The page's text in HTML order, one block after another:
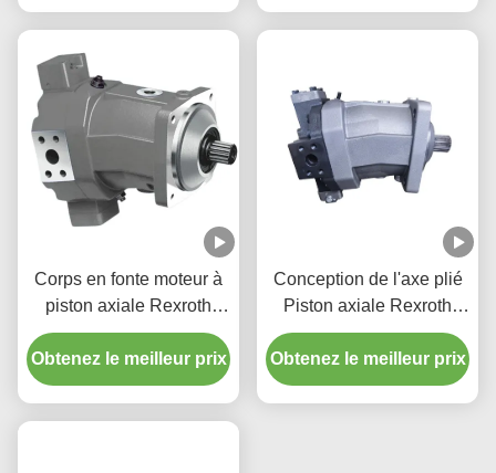
Corps en fonte moteur à
piston axiale Rexroth
1500 RPM pour les
applications minières
Obtenez le meilleur prix
Conception de l'axe plié
Piston axiale Rexroth
A6VM Moteur 1273 Nm
Temps d'inertie faible
Obtenez le meilleur prix